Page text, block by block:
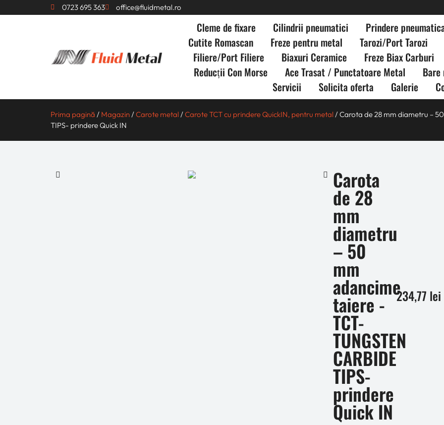
0723 695 363 office@fluidmetal.ro
Cleme de fixare Cilindrii pneumatici Prindere
Cutite Romascan
Freze pentru metal Tarozi/Port Tarozi
Filiere/Port Filiere
Biaxuri Ceramice Freze Biax Carburi
Reducții Con Morse
Ace Trasat / Punctatoare Metal
Servicii
Solicita oferta Galerie
Prima pagină / Magazin/Carote metal /Carote TCT cu prindere QuickIN, pentru metal / Carota de 28 mm diametru –
TIPS- prindere Quick IN
Carota
de 28
mm
diametru
– 50
mm
adancime
taiere -
TCT-
TUNGSTEN
CARBIDE
TIPS-
prindere
Quick IN
234,77 lei